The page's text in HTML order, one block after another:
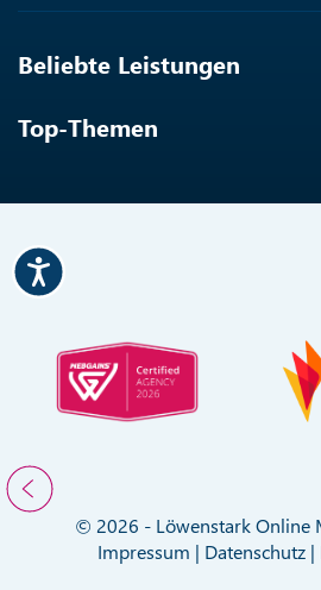
Beliebte Leistungen
Top-Themen
© 2026 - Löwenstark Online
Impressum | Datenschutz|